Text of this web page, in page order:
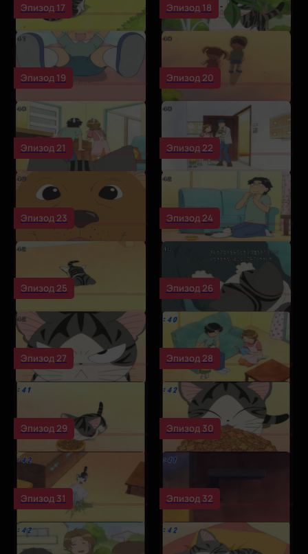
Эпизод 17 Эпизод 18
Эпизод 19 Эпизод 20
Эпизод 21 Эпизод 22
Эпизод 23 Эпизод 24
Эпизод 25 Эпизод 26
Эпизод 27 Эпизод 28
Эпизод 29 Эпизод 30
Эпизод 31 Эпизод 32